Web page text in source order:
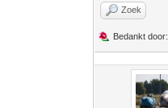
Zoek
Bedankt door: